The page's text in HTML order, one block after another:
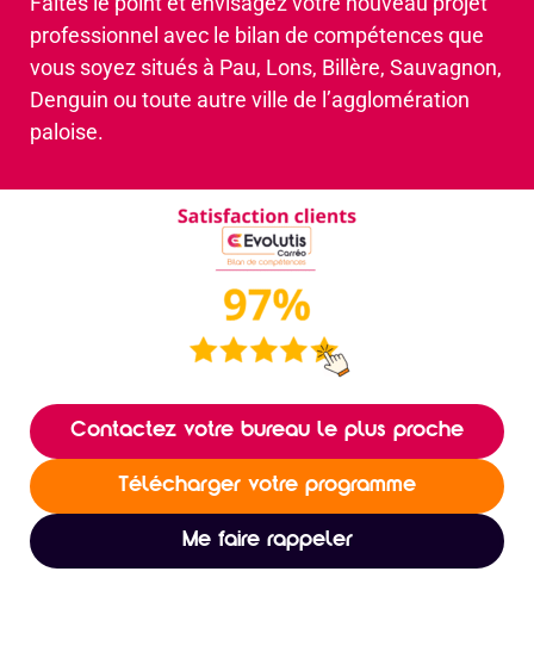
professionnel avec le bilan de compétences que
vous soyez situés à Pau, Lons, Billère, Sauvagnon,
Denguin ou toute autre ville de l’agglomération
paloise.
Contactez votre bureau le plus proche
Télécharger votre programme
Me faire rappeler